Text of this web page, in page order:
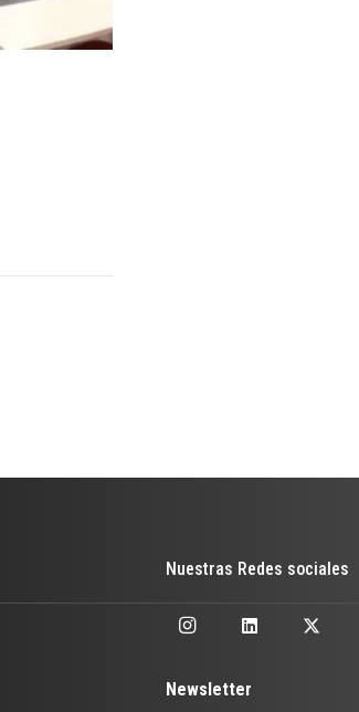
Nuestras Redes sociales
Newsletter